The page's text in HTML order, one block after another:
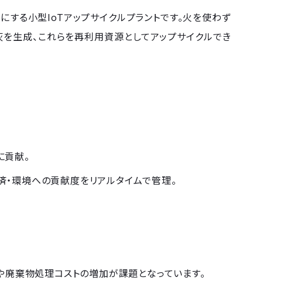
する小型IoTアップサイクルプラントです。火を使わず
生成、これらを再利用資源としてアップサイクルでき
献。
環境への貢献度をリアルタイムで管理。
棄物処理コストの増加が課題となっています。